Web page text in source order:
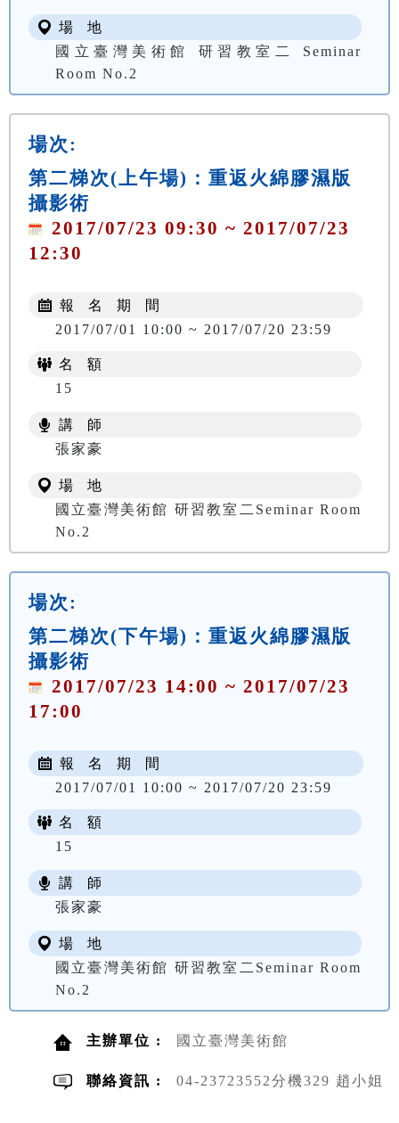
場 地
國立臺灣美術館 研習教室二 Seminar
Room No.2
場次:
第二梯次(上午場)：重返火綿膠濕版
攝影術
2017/07/23 09:30 ~ 2017/07/23
12:30
報 名 期 間
2017/07/01 10:00 ~ 2017/07/20 23:59
名 額
15
講 師
張家豪
場 地
國立臺灣美術館 研習教室二Seminar Room
No.2
場次:
第二梯次(下午場)：重返火綿膠濕版
攝影術
2017/07/23 14:00 ~ 2017/07/23
17:00
報 名 期 間
2017/07/01 10:00 ~ 2017/07/20 23:59
名 額
15
講 師
張家豪
場 地
國立臺灣美術館 研習教室二Seminar Room
No.2
主辦單位 : 國立臺灣美術館
聯絡資訊 : 04-23723552分機329 趙小姐